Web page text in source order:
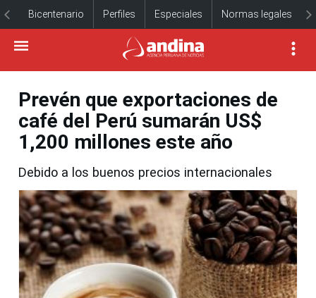
Bicentenario Perfiles Especiales Normas legales
Prevén que exportaciones de
café del Perú sumarán US$
1,200 millones este año
Debido a los buenos precios internacionales